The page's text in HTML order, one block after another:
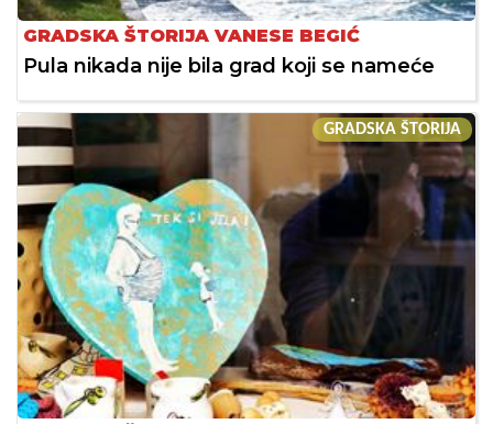
GRADSKA ŠTORIJA VANESE BEGIĆ
Pula nikada nije bila grad koji se nameće
GRADSKA ŠTORIJA